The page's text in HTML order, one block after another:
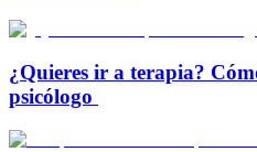
¿Quieres ir a terapia?
psicólogo